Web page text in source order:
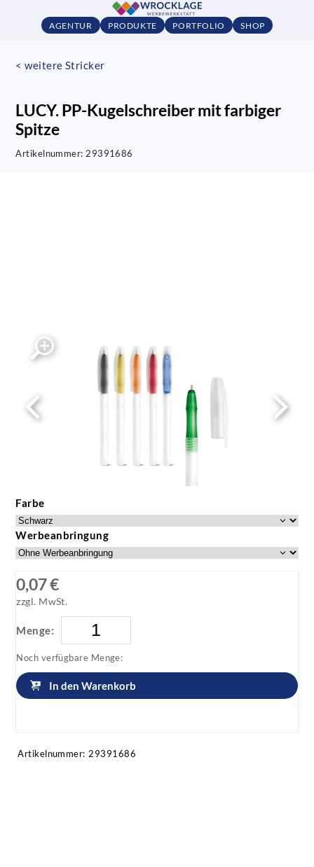
AGENTUR PRODUKTE PORTFOLIO SHOP
< weitere Stricker
LUCY. PP-Kugelschreiber mit farbiger
Spitze
Artikelnummer: 29391686
Farbe
Werbeanbringung
0,07 €
zzgl. MwSt.
Menge:
Noch verfügbare Menge:
In den Warenkorb
Artikelnummer: 29391686